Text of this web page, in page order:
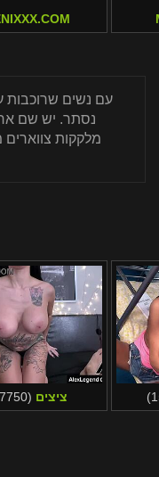
נסתר. יש שם
מלקקות צווארים
ציצים (167750)